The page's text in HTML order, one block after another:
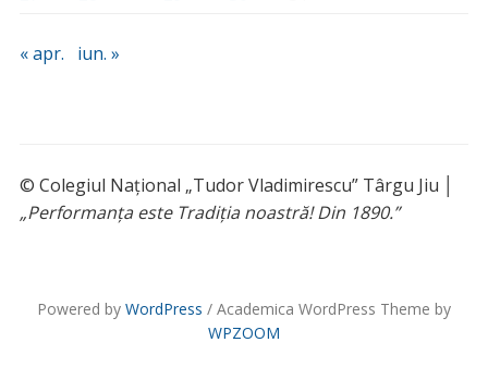
« apr. iun. »
© Colegiul Național „Tudor Vladimirescu” Târgu Jiu │
„Performanța este Tradiția noastră! Din 1890.”
Powered by WordPress / Academica WordPress Theme by
WPZOOM